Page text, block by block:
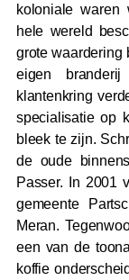
koloniale waren
hele wereld
grote waardering
eigen
klantenkring
specialisatie op
bleek te zijn.
de oude
Passer. In 2001
gemeente
Meran.
een van de
koffie